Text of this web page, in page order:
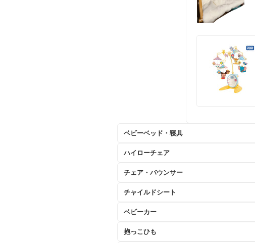
ベビーベッド・寝具
ハイローチェア
チェア・バウンサー
チャイルドシート
ベビーカー
抱っこひも